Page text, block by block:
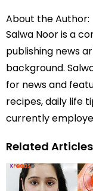
About the Author:
Salwa Noor is a
publishing news
background.
for news and
recipes, daily life
currently
Related Articles